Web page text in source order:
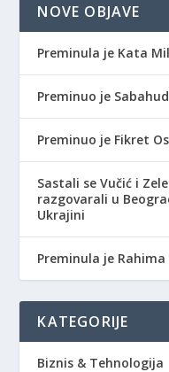
NOVE OBJAVE
Preminula je Kata
Preminuo je
Preminuo je Fikret
Sastali se Vučić i
razgovarali u
Ukrajini
Preminula je
KATEGORIJE
Biznis & Tehnologija